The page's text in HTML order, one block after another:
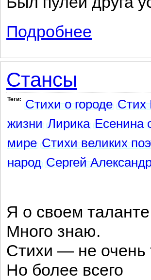
Подробнее
Стансы
Теги: Стихи о городе Стих
жизни Лирика Есенина
мире Стихи великих
народ Сергей
Я о своем таланте
Много знаю.
Стихи — не очень
Но более всего